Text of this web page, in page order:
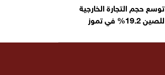
توسع حجم التجارة الخارجية
للصين 19.2% في تموز